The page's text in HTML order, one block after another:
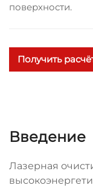
поверхности.
Получить
Введение
Лазерная